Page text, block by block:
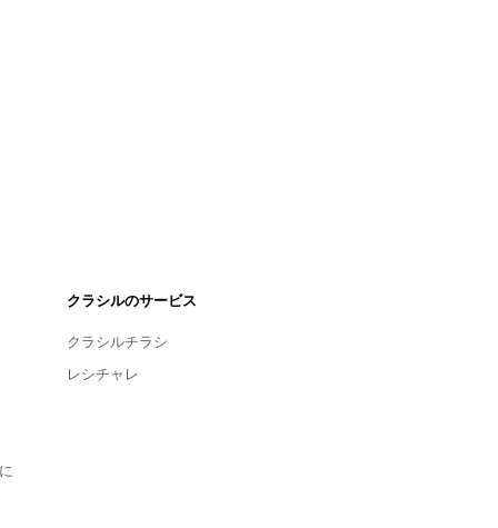
クラシルのサービス
クラシルチラシ
レシチャレ